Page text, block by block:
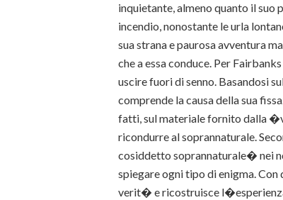
inquietante, almeno quanto il suo
incendio, nonostante le urla
sua strana e paurosa avventura
che a essa conduce. Per
uscire fuori di senno. Basandosi
comprende la causa della sua
fatti, sul materiale fornito dalla
ricondurre al soprannaturale.
cosiddetto soprannaturale� nei
spiegare ogni tipo di enigma.
verit� e ricostruisce